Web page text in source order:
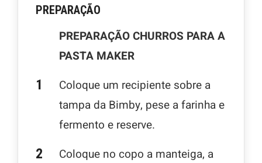
PREPARAÇÃO
PREPARAÇÃO CHURROS PARA A
PASTA MAKER
Coloque um recipiente sobre a
tampa da Bimby, pese a farinha e
fermento e reserve.
Coloque no copo a manteiga, a